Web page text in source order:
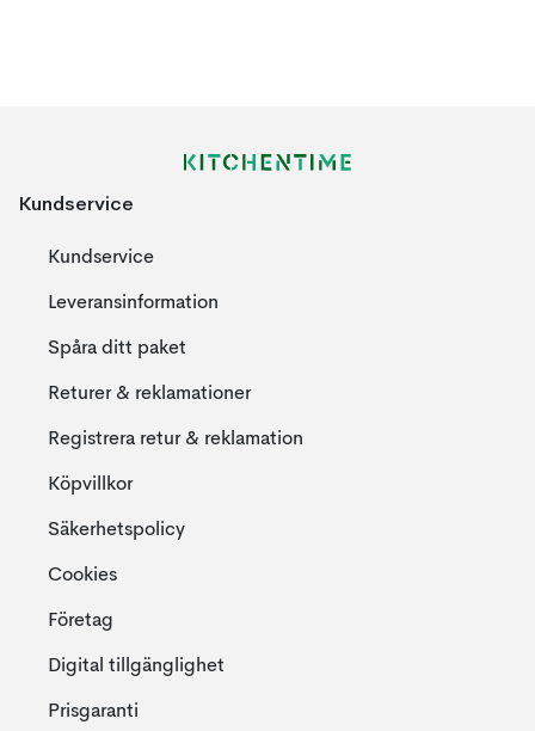
Kundservice
Kundservice
Leveransinformation
Spåra ditt paket
Returer & reklamationer
Registrera retur & reklamation
Köpvillkor
Säkerhetspolicy
Cookies
Företag
Digital tillgänglighet
Prisgaranti